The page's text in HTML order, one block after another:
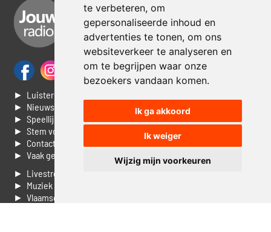
te verbeteren, om
gepersonaliseerde inhoud en
advertenties te tonen, om ons
websiteverkeer te analyseren en
om te begrijpen waar onze
bezoekers vandaan komen.
Ik ga akkoord
Ik weiger
Wijzig mijn voorkeuren
► Luisteren naar Jouwradio
► Nieuws
► Speellijst
► Stem voor de Dag top 3
► Contacteer ons
► Vaak gestelde vragen
► Livestream informatie
► Muziek opzoeken
► Vlaamse 100 Aller tijden